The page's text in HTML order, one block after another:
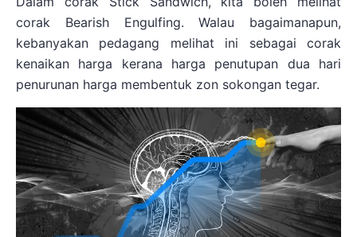
corak Bearish Engulfing. Walau bagaimanapun,
kebanyakan pedagang melihat ini sebagai corak
kenaikan harga kerana harga penutupan dua hari
penurunan harga membentuk zon sokongan tegar.